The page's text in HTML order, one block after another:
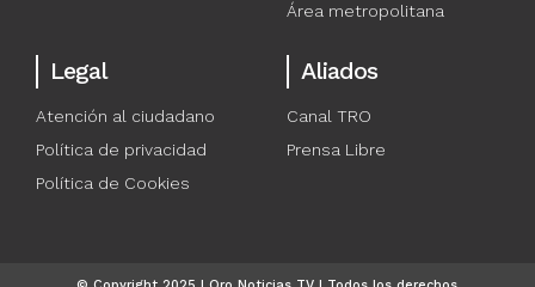
Área metropolitana
Legal
Atención al ciudadano
Política de privacidad
Política de Cookies
Aliados
Canal TRO
Prensa Libre